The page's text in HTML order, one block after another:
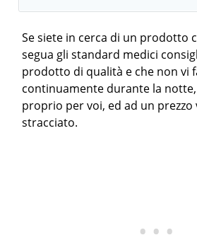
Se siete in cerca di un prodotto
segua gli standard medici
prodotto di qualità e che non vi
continuamente durante la
proprio per voi, ed ad un prezzo
stracciato.